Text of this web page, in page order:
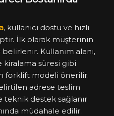
, kullanıcı dostu ve hızlı
İlk olarak müşterinin
Kullanım alanı,
kiralama süresi gibi
forklift modeli önerilir.
adrese teslim
teknik destek sağlanır
müdahale edilir.